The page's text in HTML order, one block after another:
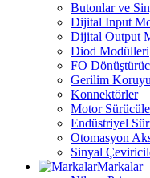
Butonlar ve
Dijital Input
Dijital Output
Diod Modülleri
FO
Gerilim
Konnektörler
Motor
Endüstriyel
Otomasyon
Sinyal
Markalar